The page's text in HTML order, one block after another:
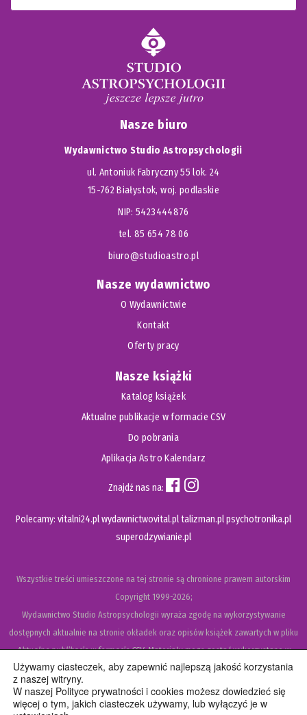
Nasze biuro
Wydawnictwo Studio Astropsychologii
ul. Antoniuk Fabryczny 55 lok. 24
15-762 Białystok, woj. podlaskie
NIP: 5423444876
tel. 85 654 78 06
biuro@studioastro.pl
Nasze wydawnictwo
O Wydawnictwie
Kontakt
Oferty pracy
Nasze książki
Katalog książek
Aktualne publikacje w formacie CSV
Do pobrania
Aplikacja Astro Kalendarz
Znajdź nas na:
Polecamy: vitalni24.plwydawnictwovital.pltalizman.plpsychotronika.pl
superodzywianie.pl
Wszystkie treści umieszczone na tej stronie są chronione prawem autorskim
Copyright1999-2026;
Wydawnictwo Studio Astropsychologii wyraża zgodę na wykorzystywanie
dostępnych aktualnie na stronie okładek oraz opisów książek zawartych w pliku
Aktualne publikacje w formacie CSV. Materiały mogą zostać wykorzystane w
recenzjach książek, katalogach internetowych, bibliotecznych (OPAC) oraz
materiałach promujących legalną dystrybucję książek. Usunięcie materiału z ww.
strony internetowej, równoznaczne jest z cofnięciem udzielonej zgody.
Używamy ciasteczek, aby zapewnić najlepszą jakość korzystania
z naszej witryny.
W naszej Polityce prywatności i cookies możesz dowiedzieć się
więcej o tym, jakich ciasteczek używamy, lub wyłączyć je w